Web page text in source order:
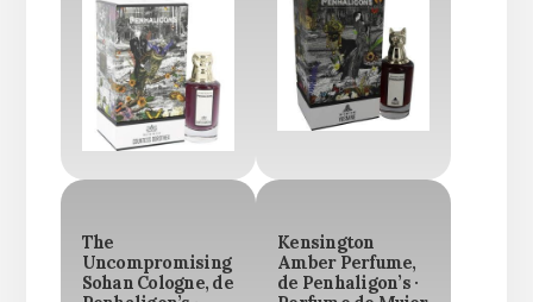
The
Uncompromising
Sohan Cologne, de
Kensington
Amber Perfume,
de Penhaligon’s ·